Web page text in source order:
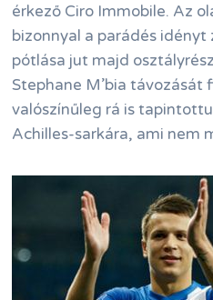
érkező Ciro Immobile. Az
bizonnyal a parádés idényt
pótlása jut majd
Stephane M’bia távozását
valószínűleg rá is
Achilles-sarkára, ami nem